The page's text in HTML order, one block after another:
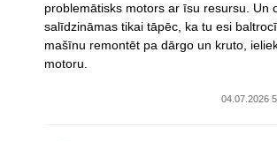
problemātisks motors ar īsu resursu. Un
salīdzināmas tikai tāpēc, ka tu esi
mašīnu remontēt pa dārgo un kruto,
motoru.
04.07.2026